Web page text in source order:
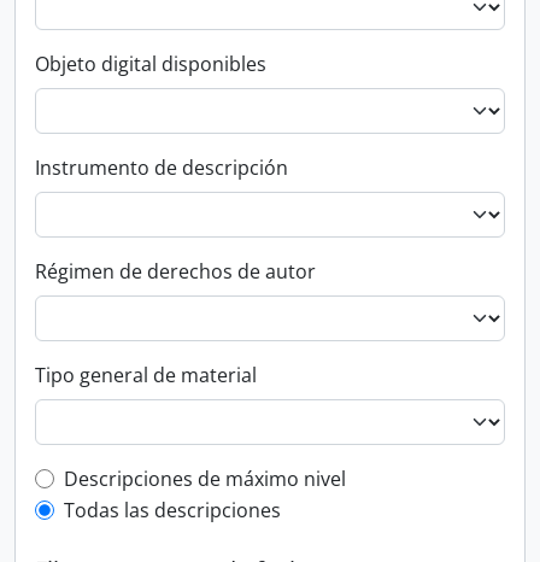
Objeto digital disponibles
Instrumento de descripción
Régimen de derechos de autor
Tipo general de material
Top-level description filter
Descripciones de máximo nivel
Todas las descripciones